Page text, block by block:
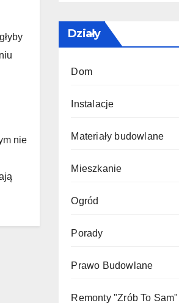
nie
Działy
Dom
Instalacje
Materiały budowlane
Mieszkanie
Ogród
Porady
Prawo Budowlane
Remonty "Zrób To Sam"